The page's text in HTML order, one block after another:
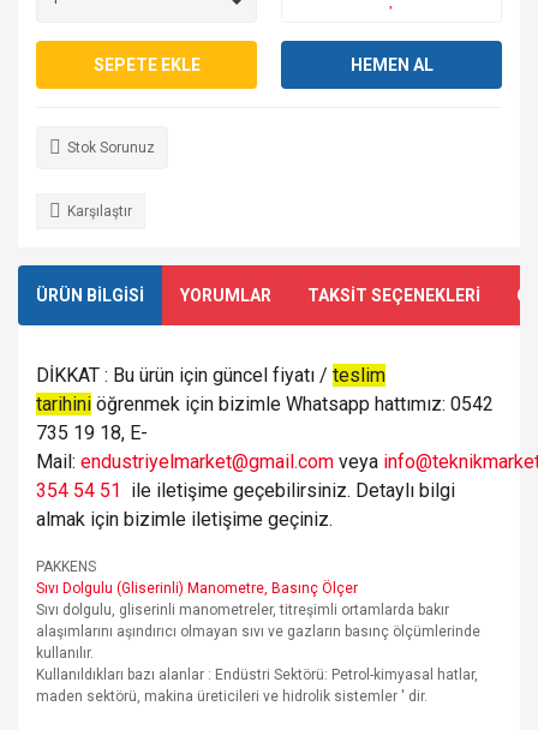
SEPETE EKLE HEMEN AL
Stok Sorunuz
Karşılaştır
ÜRÜN BİLGİSİ YORUMLAR TAKSİT SEÇENEKLERİ
DİKKAT : Bu ürün için güncel fiyatı / teslim
tarihini öğrenmek için bizimle Whatsapp hattımız: 0542
735 19 18, E-
Mail: endustriyelmarket@gmail.com veya
354 54 51 ile iletişime geçebilirsiniz. Detaylı bilgi
almak için bizimle iletişime geçiniz.
PAKKENS
Sıvı Dolgulu (Gliserinli) Manometre, Basınç Ölçer
Sıvı dolgulu, gliserinli manometreler, titreşimli ortamlarda bakır
alaşımlarını aşındırıcı olmayan sıvı ve gazların basınç ölçümlerinde
kullanılır.
Kullanıldıkları bazı alanlar : Endüstri Sektörü: Petrol-kimyasal hatlar,
maden sektörü, makina üreticileri ve hidrolik sistemler ' dir.